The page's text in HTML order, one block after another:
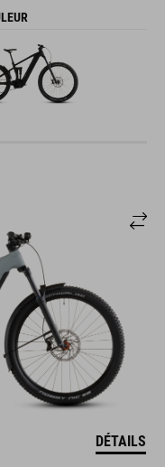
DÉTAILS